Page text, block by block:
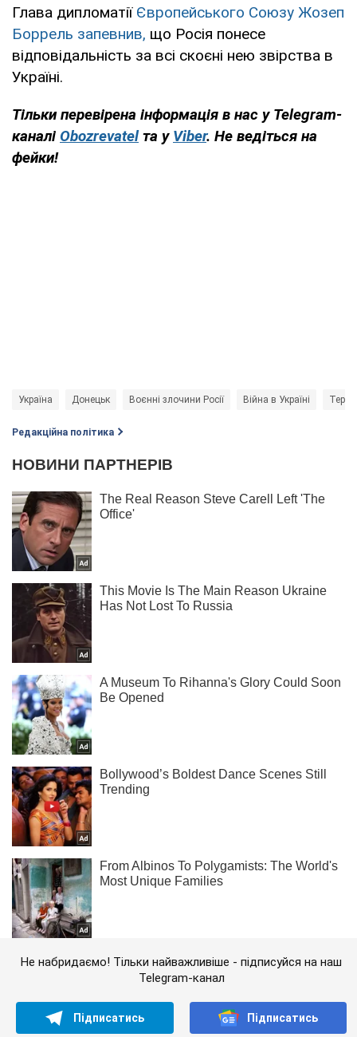
Глава дипломатії Європейського Союзу Жозеп
Боррель запевнив, що Росія понесе
відповідальність за всі скоєні нею звірства в
Україні.
Тільки перевірена інформація в нас у Telegram-
каналі Obozrevatelта у Viber. Не ведіться на
фейки!
Україна Донецьк Воєнні злочини Росії Війна в Україні
Редакційна політика
Не набридаємо! Тільки найважливіше - підписуйся на наш
Telegram-канал
Підписатись Підписатись